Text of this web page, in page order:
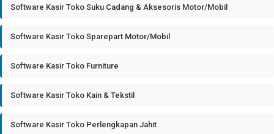
Software Kasir Toko Suku Cadang & Aksesoris Motor/Mobil
Software Kasir Toko Sparepart Motor/Mobil
Software Kasir Toko Furniture
Software Kasir Toko Kain & Tekstil
Software Kasir Toko Perlengkapan Jahit